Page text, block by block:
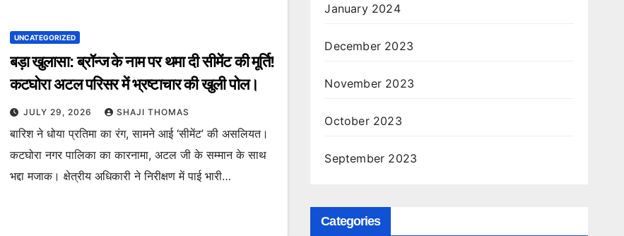
UNCATEGORIZED
बड़ा खुलासा: ब्रॉन्ज के नाम पर थमा दी सीमेंट की मूर्ति!
कटघोरा अटल परिसर में भ्रष्टाचार की खुली पोल।
JULY 29, 2026 SHAJI THOMAS
बारिश ने धोया प्रतिमा का रंग, सामने आई ‘सीमेंट’ की असलियत।
कटघोरा नगर पालिका का कारनामा, अटल जी के सम्मान के साथ
भद्दा मजाक। क्षेत्रीय अधिकारी ने निरीक्षण में पाई भारी…
January 2024
December 2023
November 2023
October 2023
September 2023
Categories